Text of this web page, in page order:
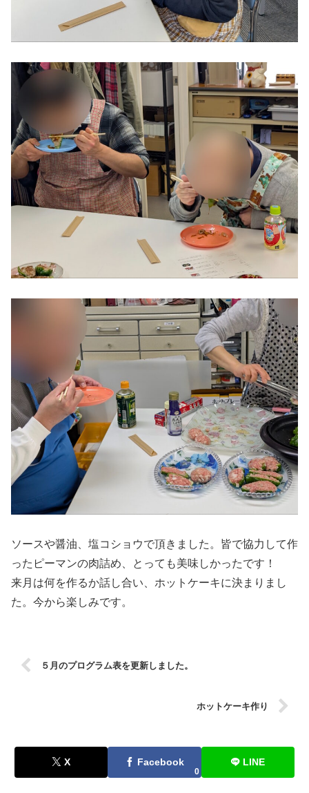
ソースや醤油、塩コショウで頂きました。皆で協力して作
ったピーマンの肉詰め、とっても美味しかったです！
来月は何を作るか話し合い、ホットケーキに決まりまし
た。今から楽しみです。
５月のプログラム表を更新しました。
ホットケーキ作り
X Facebook
0
LINE